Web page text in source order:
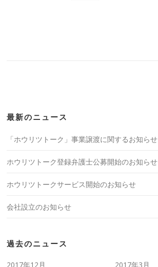
最新のニュース
「ホウリツトーク」事業譲渡に関するお知らせ
ホウリツトーク登録弁護士公募開始のお知らせ
ホウリツトークサービス開始のお知らせ
会社設立のお知らせ
過去のニュース
2017年12月 2017年3月